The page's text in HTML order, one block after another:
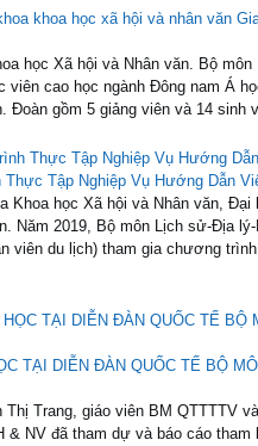
học Xã hội và Nhân văn. Bộ
viên cao học ngành Đông nam Á
Đoàn gồm 5 giảng viên và 14 sinh
Tập Nghiệp Vụ Hướng Dẫn
Khoa học Xã hội và Nhân văn,
Năm 2019, Bộ môn Lịch sử-Địa
viên du lịch) tham gia chương
TẠI DIỄN ĐÀN QUỐC TẾ BỘ
Trang, giáo viên BM QTTTTV
& NV đã tham dự và báo cáo